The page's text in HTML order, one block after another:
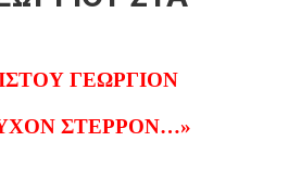
ΓΕΩΡΓΙΟΝ
ΣΤΕΡΡΟΝ…»